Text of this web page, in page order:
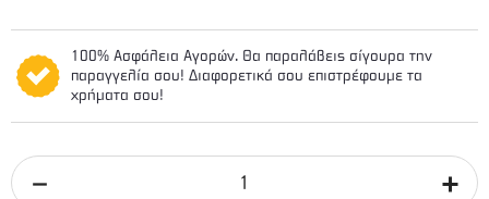
100% Ασφάλεια Αγορών. Θα παραλάβεις σίγουρα την
παραγγελία σου! Διαφορετικά σου επιστρέφουμε τα
χρήματα σου!